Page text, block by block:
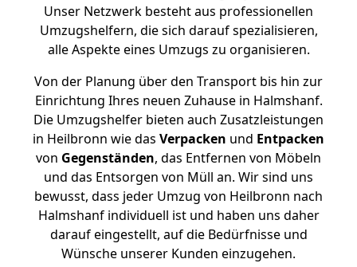
Unser Netzwerk besteht aus professionellen
Umzugshelfern, die sich darauf spezialisieren,
alle Aspekte eines Umzugs zu organisieren.
Von der Planung über den Transport bis hin zur
Einrichtung Ihres neuen Zuhause in Halmshanf.
Die Umzugshelfer bieten auch Zusatzleistungen
in Heilbronn wie das Verpacken und Entpacken
von Gegenständen, das Entfernen von Möbeln
und das Entsorgen von Müll an. Wir sind uns
bewusst, dass jeder Umzug von Heilbronn nach
Halmshanf individuell ist und haben uns daher
darauf eingestellt, auf die Bedürfnisse und
Wünsche unserer Kunden einzugehen.